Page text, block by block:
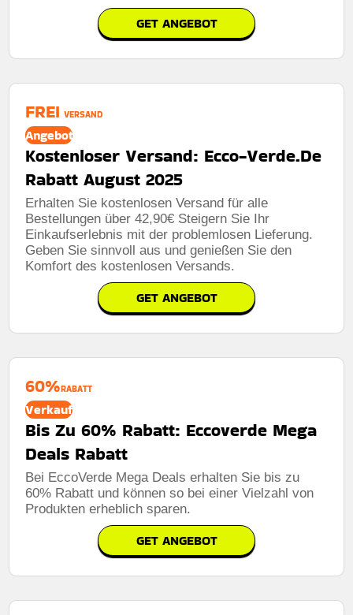
GET ANGEBOT
FREI VERSAND
Angebot
Kostenloser Versand: Ecco-Verde.De
Rabatt August 2025
Erhalten Sie kostenlosen Versand für alle
Bestellungen über 42,90€ Steigern Sie Ihr
Einkaufserlebnis mit der problemlosen Lieferung.
Geben Sie sinnvoll aus und genießen Sie den
Komfort des kostenlosen Versands.
GET ANGEBOT
60%RABATT
Verkauf
Bis Zu 60% Rabatt: Eccoverde Mega
Deals Rabatt
Bei EccoVerde Mega Deals erhalten Sie bis zu
60% Rabatt und können so bei einer Vielzahl von
Produkten erheblich sparen.
GET ANGEBOT